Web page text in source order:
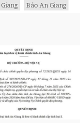
Báo An Giang